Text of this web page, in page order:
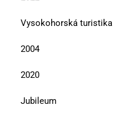
Vysokohorská turistika
2004
2020
Jubileum